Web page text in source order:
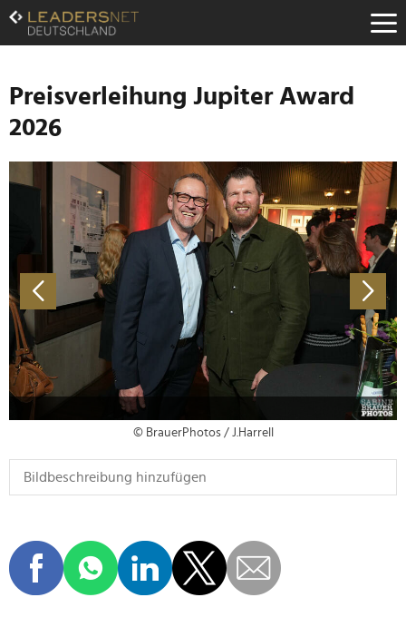
Zum
Inhalt
Zur
Navigation
Zur
Hauptnavigation
Preisverleihung Jupiter Award
2026
© BrauerPhotos / J.Harrell